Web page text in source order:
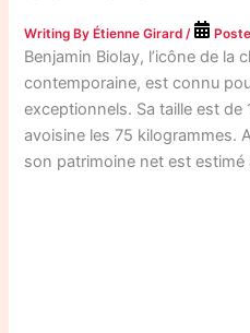
Writing ByÉtienne Girard /
Benjamin Biolay, l’icône de la
contemporaine, est connu
exceptionnels. Sa taille est
avoisine les 75 kilogrammes.
son patrimoine net est estimé